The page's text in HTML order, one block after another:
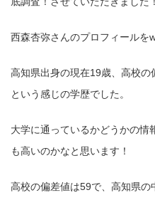
西森杏弥さんのプロフィールを
高知県出身の現在19歳、高校の
という感じの学歴でした。
大学に通っているかどうかの情
も高いのかなと思います！
高校の偏差値は59で、高知県の